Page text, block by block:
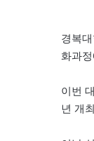
경복
화과
이번
년 개